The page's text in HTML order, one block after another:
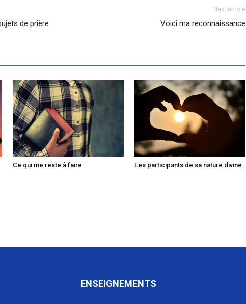
de prière
Next article
Voici ma reconnaissance
Ce qui me reste à faire Les participants de sa nature divine
ENSEIGNEMENTS